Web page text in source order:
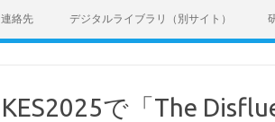
連絡先 デジタルライブラリ（別サイト）
KES2025で「The